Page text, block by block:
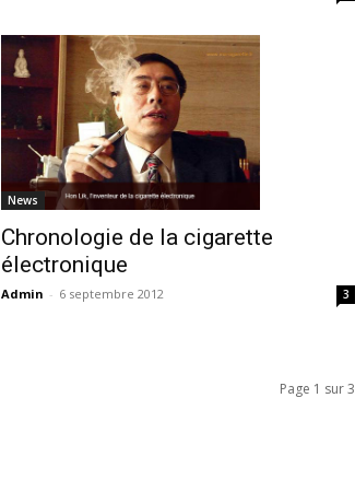
News
Chronologie de la cigarette
électronique
Admin - 6 septembre 2012 3
Page 1 sur 3